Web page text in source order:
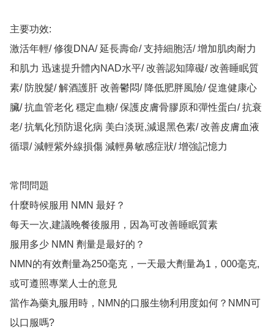
主要功效:
激活年輕/ 修復DNA/ 延長壽命/ 支持細胞活/ 增加肌肉耐力
和肌力 迅速提升體內NAD水平/ 改善認知障礙/ 改善睡眠質
素/ 防脫髮/ 解酒護肝 改善鬱悶/ 降低肥胖風險/ 促進健康心
臟/ 抗血管老化 穩定血糖/ 保護皮膚骨膠原和彈性蛋白/ 抗衰
老/ 抗氧化預防退化病 美白淡斑,減退黑色素/ 改善皮膚血液
循環/ 減輕紫外線損傷 減輕鼻敏感症狀/ 增強記憶力
常問問題
什麼時候服用 NMN 最好？
每天一次,建議晚餐後服用，因為可改善睡眠質素
服用多少 NMN 劑量是最好的？
NMN的有效劑量為250毫克，一天最大劑量為1，000毫克,
或可遵照專業人士的意見
當作為藥丸服用時，NMN的口服生物利用度如何？NMN可
以口服嗎?